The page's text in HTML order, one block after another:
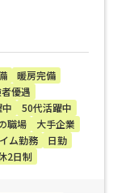
暖房完備
優遇
50代活躍中
職場
大手企業
ム勤務
日勤
2日制